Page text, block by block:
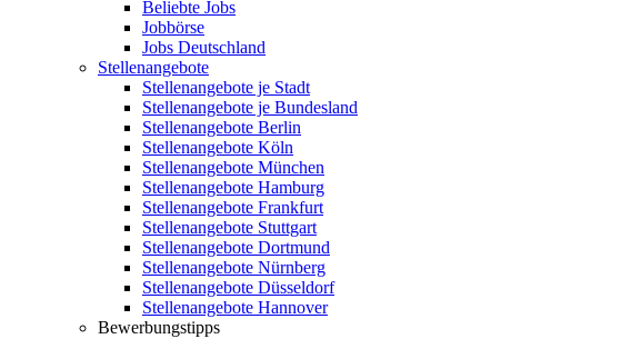
Beliebte Jobs
Jobbörse
Jobs Deutschland
Stellenangebote
Stellenangebote je Stadt
Stellenangebote je Bundesland
Stellenangebote Berlin
Stellenangebote Köln
Stellenangebote München
Stellenangebote Hamburg
Stellenangebote Frankfurt
Stellenangebote Stuttgart
Stellenangebote Dortmund
Stellenangebote Nürnberg
Stellenangebote Düsseldorf
Stellenangebote Hannover
Bewerbungstipps